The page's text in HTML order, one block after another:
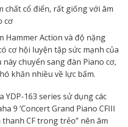
chất cổ điển, rất giống với âm
cơ
Hammer Action và độ nặng
cơ hội luyện tập sức mạnh của
chuyển sang đàn Piano cơ,
khăn nhiều về lực bấm.
YDP-163 series sử dụng các
9 ‘Concert Grand Piano CFIII
CF trong trẻo” nên âm